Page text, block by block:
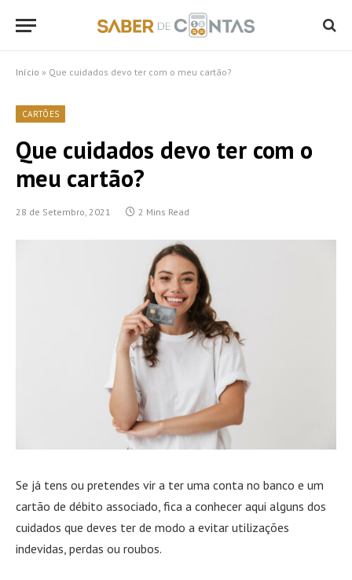
Início » Que cuidados devo ter com o meu cartão?
CARTÕES
Que cuidados devo ter com o
meu cartão?
28 de Setembro, 2021 2 Mins Read
Se já tens ou pretendes vir a ter uma conta no banco e um
cartão de débito associado, fica a conhecer aqui alguns dos
cuidados que deves ter de modo a evitar utilizações
indevidas, perdas ou roubos.